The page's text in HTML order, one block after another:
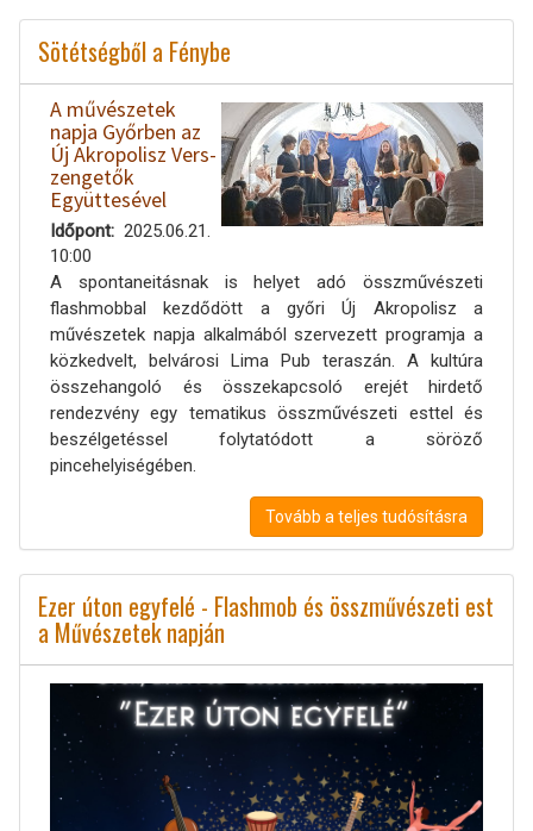
Sötétségből a Fénybe
A művészetek
napja Győrben az
Új Akropolisz Vers-
zengetők
Együttesével
Időpont
2025.06.21.
10:00
A spontaneitásnak is helyet adó összművészeti
flashmobbal kezdődött a győri Új Akropolisz a
művészetek napja alkalmából szervezett programja a
közkedvelt, belvárosi Lima Pub teraszán. A kultúra
összehangoló és összekapcsoló erejét hirdető
rendezvény egy tematikus összművészeti esttel és
beszélgetéssel folytatódott a söröző
pincehelyiségében.
Tovább a teljes tudósításra
Ezer úton egyfelé - Flashmob és összművészeti est
a Művészetek napján